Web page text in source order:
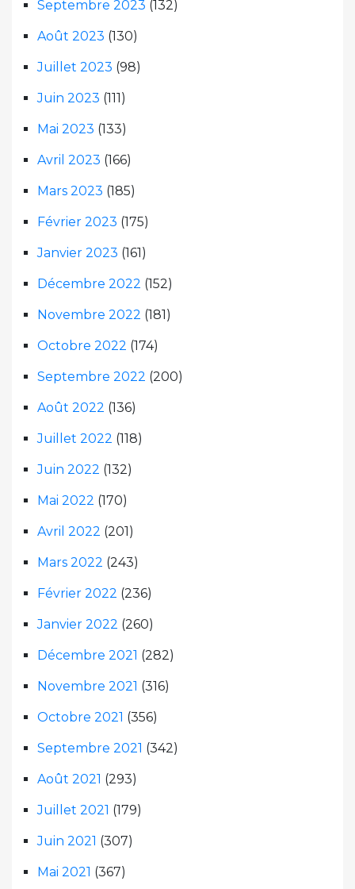
Septembre 2023 (132)
Août 2023 (130)
Juillet 2023 (98)
Juin 2023 (111)
Mai 2023 (133)
Avril 2023 (166)
Mars 2023 (185)
Février 2023 (175)
Janvier 2023 (161)
Décembre 2022 (152)
Novembre 2022 (181)
Octobre 2022 (174)
Septembre 2022 (200)
Août 2022 (136)
Juillet 2022 (118)
Juin 2022 (132)
Mai 2022 (170)
Avril 2022 (201)
Mars 2022 (243)
Février 2022 (236)
Janvier 2022 (260)
Décembre 2021 (282)
Novembre 2021 (316)
Octobre 2021 (356)
Septembre 2021 (342)
Août 2021 (293)
Juillet 2021 (179)
Juin 2021 (307)
Mai 2021 (367)